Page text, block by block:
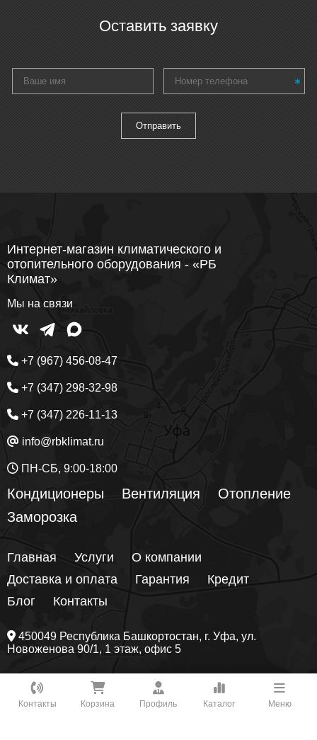
Оставить заявку
Интернет-магазин климатического и
отопительного оборудования - «РБ
Климат»
Мы на связи
+7 (967) 456-08-47
+7 (347) 298-32-98
+7 (347) 226-11-13
info@rbklimat.ru
ПН-СБ, 9:00-18:00
Кондиционеры Вентиляция
Отопление
Заморозка
Главная Услуги
О компании
Доставка и оплата
Гарантия
Кредит
Блог
Контакты
450049 Республика Башкортостан, г. Уфа, ул.
Новоженова 90/1, 1 этаж, офис 5
Предложения на сайте не являются публичной офертой! Цены
могут поменяться, они уточняются менеджером на этапе
заказа.Подробнее
Контакты
Как вам удобнее с нами связаться?
Корзина Профиль Каталог Меню